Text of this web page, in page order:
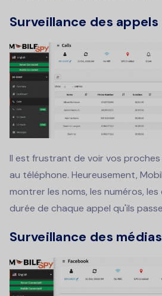
Surveillance des appels
Il est frustrant de voir vos
au téléphone. Heureusement,
montrer les noms, les numéros,
durée de chaque appel qu'ils
Surveillance des